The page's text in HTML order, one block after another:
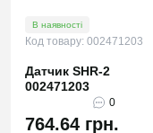
В наявності
Код товару: 002471203
Датчик SHR-2
002471203
0
764.64 грн.